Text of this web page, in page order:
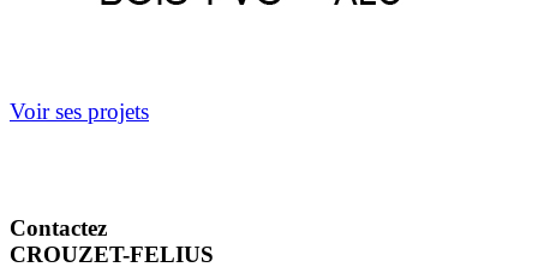
Voir ses projets
Contactez
CROUZET-FELIUS